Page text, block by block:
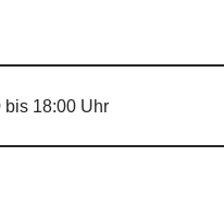
bis 18:00 Uhr